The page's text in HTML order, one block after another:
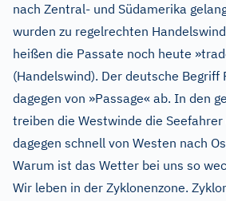
nach Zentral- und Südamerika
wurden zu regelrechten
heißen die Passate noch heute
(Handelswind). Der deutsche
dagegen von »Passage« ab. In den
treiben die Westwinde die Seefahrer
dagegen schnell von Westen nach
Warum ist das Wetter bei uns so
Wir leben in der Zyklonenzone.